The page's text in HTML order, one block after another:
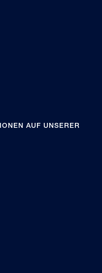
AUF UNSERER